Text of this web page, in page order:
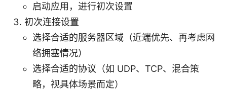
启动应用，进行初次设置
初次连接设置
选择合适的服务器区域（近端优先、再考虑网
络拥塞情况）
选择合适的协议（如 UDP、TCP、混合策
略，视具体场景而定）